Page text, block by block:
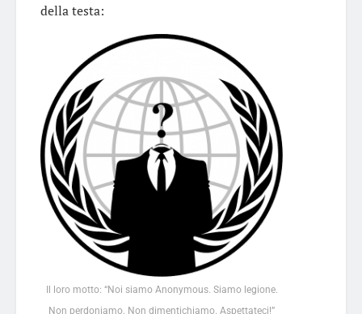
della testa:
Il loro motto: “Noi siamo Anonymous. Siamo legione.
Non perdoniamo. Non dimentichiamo. Aspettateci!”